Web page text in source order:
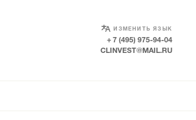
ИЗМЕНИТЬ ЯЗЫК
SELECT LANGUAGE
+ 7 (495) 975-94-04
CLINVEST@MAIL.RU